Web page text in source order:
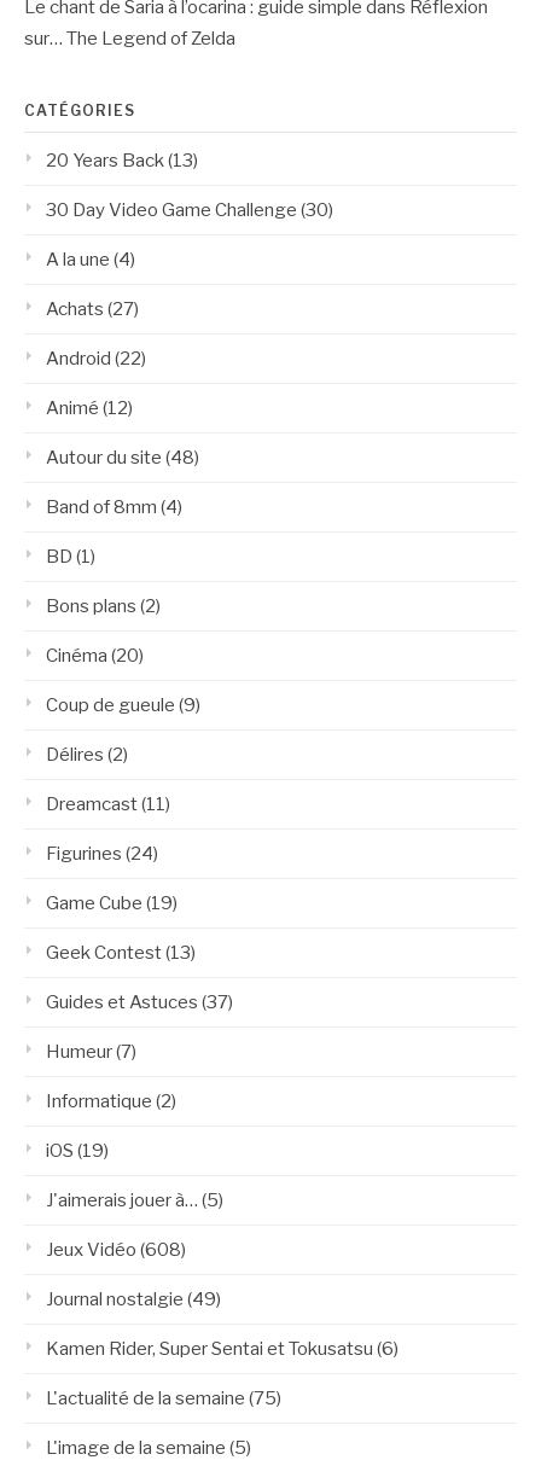
Le chant de Saria à l’ocarina : guide simple dans Réflexion
sur… The Legend of Zelda
CATÉGORIES
20 Years Back(13)
30 Day Video Game Challenge (30)
A la une (4)
Achats (27)
Android (22)
Animé (12)
Autour du site (48)
Band of 8mm (4)
BD (1)
Bons plans (2)
Cinéma (20)
Coup de gueule (9)
Délires (2)
Dreamcast(11)
Figurines (24)
Game Cube (19)
Geek Contest(13)
Guides et Astuces (37)
Humeur(7)
Informatique (2)
iOS (19)
J'aimerais jouer à… (5)
Jeux Vidéo (608)
Journal nostalgie (49)
Kamen Rider, Super Sentai et Tokusatsu (6)
L'actualité de la semaine (75)
L'image de la semaine (5)